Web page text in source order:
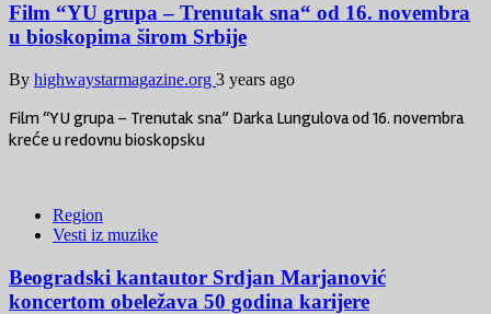
Film “YU grupa – Trenutak sna“ od 16. novembra
u bioskopima širom Srbije
By highwaystarmagazine.org 3 years ago
Film “YU grupa – Trenutak sna” Darka Lungulova od 16. novembra
kreće u redovnu bioskopsku
Region
Vesti iz muzike
Beogradski kantautor Srdjan Marjanović
koncertom obeležava 50 godina karijere